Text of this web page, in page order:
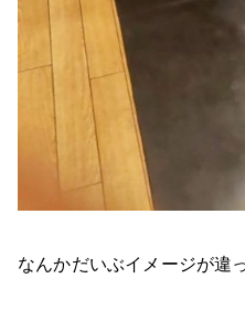
なんかだいぶイメージが違